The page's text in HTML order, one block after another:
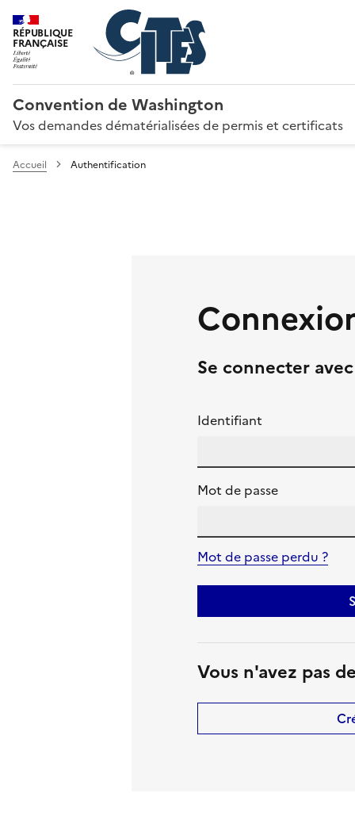
RÉPUBLIQUE
FRANÇAISE
Convention de Washington
Vos demandes dématérialisées de permis et certificats
Accueil Authentification
Se connecter
Identifiant
Mot de passe
Mot de passe perdu ?
Vous n'avez pas